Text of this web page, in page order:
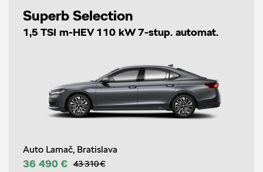
Superb Selection
1,5 TSI m-HEV 110 kW 7-stup. automat.
Auto Lamač, Bratislava
36 490 € 43 310 €